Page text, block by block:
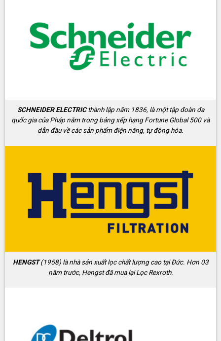
SCHNEIDER ELECTRICthành lập năm 1836, là một tập đoàn đa
quốc gia của Pháp nằm trong bảng xếp hạng Fortune Global 500 và
dẫn đầu về các sản phẩm điện năng, tự động hóa.
HENGST(1958) là nhà sản xuất lọc chất lượng cao tại Đức. Hơn 03
năm trước, Hengst đã mua lại Lọc Rexroth.